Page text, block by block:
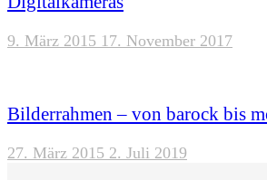
9. März 2015 17. November 2017
Bilderrahmen – von barock bis
27. März 2015 2. Juli 2019